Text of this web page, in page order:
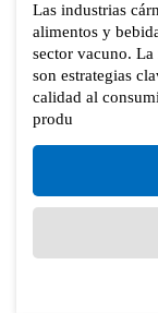
Las industrias
alimentos y
sector vacuno.
son estrategias
calidad al
produ